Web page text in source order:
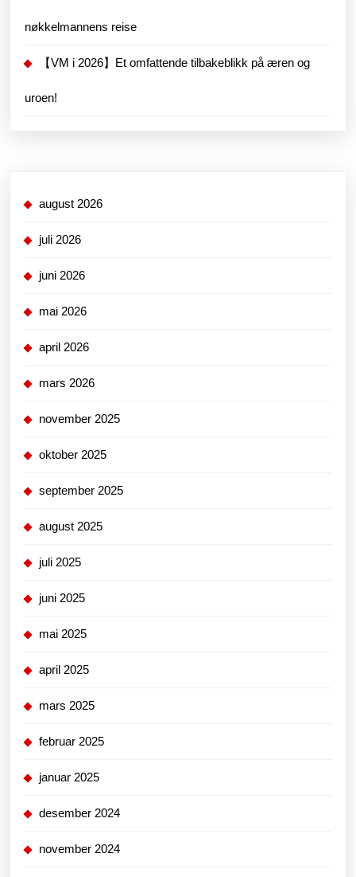
nøkkelmannens reise
【VM i 2026】Et omfattende tilbakeblikk på æren og
uroen!
august 2026
juli 2026
juni 2026
mai 2026
april 2026
mars 2026
november 2025
oktober 2025
september 2025
august 2025
juli 2025
juni 2025
mai 2025
april 2025
mars 2025
februar 2025
januar 2025
desember 2024
november 2024